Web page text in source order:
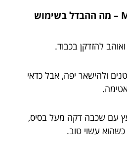
עץ מלא, פורניר, MDF – מה ההבדל בשימוש
להזדקן בכבוד.
ולהישאר יפה, אבל כדאי
עם שכבה דקה מעל בסיס,
עשוי טוב.